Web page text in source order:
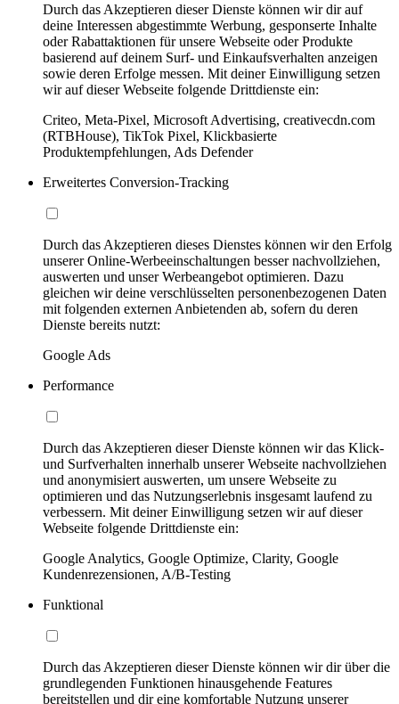
Durch das Akzeptieren dieser Dienste können wir dir auf
deine Interessen abgestimmte Werbung, gesponserte Inhalte
oder Rabattaktionen für unsere Webseite oder Produkte
basierend auf deinem Surf- und Einkaufsverhalten anzeigen
sowie deren Erfolge messen. Mit deiner Einwilligung setzen
wir auf dieser Webseite folgende Drittdienste ein:
Criteo, Meta-Pixel, Microsoft Advertising, creativecdn.com
(RTBHouse), TikTok Pixel, Klickbasierte
Produktempfehlungen, Ads Defender
Erweitertes Conversion-Tracking
Durch das Akzeptieren dieses Dienstes können wir den Erfolg
unserer Online-Werbeeinschaltungen besser nachvollziehen,
auswerten und unser Werbeangebot optimieren. Dazu
gleichen wir deine verschlüsselten personenbezogenen Daten
mit folgenden externen Anbietenden ab, sofern du deren
Dienste bereits nutzt:
Google Ads
Performance
Durch das Akzeptieren dieser Dienste können wir das Klick-
und Surfverhalten innerhalb unserer Webseite nachvollziehen
und anonymisiert auswerten, um unsere Webseite zu
optimieren und das Nutzungserlebnis insgesamt laufend zu
verbessern. Mit deiner Einwilligung setzen wir auf dieser
Webseite folgende Drittdienste ein:
Google Analytics, Google Optimize, Clarity, Google
Kundenrezensionen, A/B-Testing
Funktional
Durch das Akzeptieren dieser Dienste können wir dir über die
grundlegenden Funktionen hinausgehende Features
bereitstellen und dir eine komfortable Nutzung unserer